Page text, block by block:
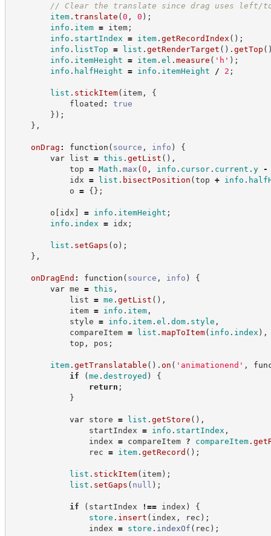
// Clear the translate since drag uses left/
item. translate (0 , 0 ) ;
info . item = item;
info . startIndex = item. getRecordIndex ( ) ;
info . listTop = list . getRenderTarget ( ) . getTop (
info . itemHeight = item. el . measure ( ' h ' ) ;
info . halfHeight = info . itemHeight / 2 ;
list . stickItem( item,
{
floated :
true
} ) ;
} ,
onDrag : function ( source , info )
{
var list = this . getList ( ) ,
top = Math . max (0 , info . cursor. current . y
-
idx = list . bisectPosition (top + info .
o = {} ;
o [ idx ] = info . itemHeight ;
info . index = idx ;
list . setGaps ( o ) ;
} ,
onDragEnd : function ( source , info )
{
var me = this ,
list = me . getList ( ) ,
item = info . item,
style = info . item. el . dom. style ,
compareItem = list . mapToItem( info . index ) ,
top , pos ;
item. getTranslatable ( ) . on ( ' animationend ' ,
if
(me . destroyed )
{
return ;
}
var store = list . getStore ( ) ,
startIndex = info . startIndex ,
index = compareItem ? compareItem.
rec = item. getRecord ( ) ;
list . stickItem( item) ;
list . setGaps ( null ) ;
if ( startIndex !== index )
{
store . insert ( index , rec ) ;
index = store . indexOf ( rec ) ;